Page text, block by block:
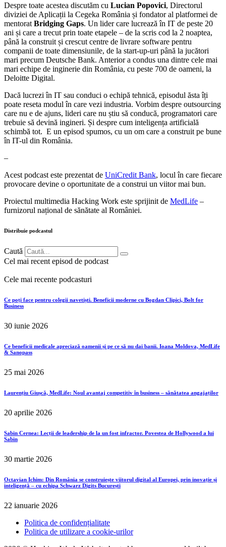
Despre toate acestea discutăm cu Lucian Popovici, Directorul
diviziei de Aplicații la Cegeka România și fondator al platformei de
mentorat Bridging Gaps. Un lider care lucrează în IT de peste 20
ani și care a trecut prin toate etapele – de la scris cod la 2 noaptea,
până la construit și crescut centre de livrare software pentru
companii de toate dimensiunile, de la start-up-uri până la jucători
mari precum Deutsche Bank. Anterior a condus una dintre cele mai
mari echipe de inginerie din România, cu peste 700 de oameni, la
Deloitte Digital.
Dacă lucrezi în IT sau conduci o echipă tehnică, episodul ăsta îți
poate reseta modul în care vezi industria. Vorbim despre outsourcing
care nu e de ajuns, lideri care nu știu să conducă, programatori care
trebuie să devină ingineri. Și despre cum inteligența artificială
schimbă tot. E un episod spumos, cu un om care a construit pe bune
în IT-ul din România.
–
Acest podcast este prezentat de UniCredit Bank, locul în care fiecare
provocare devine o oportunitate de a construi un viitor mai bun.
Proiectul multimedia Hacking Work este sprijinit de MedLife –
furnizorul național de sănătate al României.
Distribuie podcastul
Caută
Cel mai recent episod de podcast
Cele mai recente podcasturi
Ce poți face pentru colegii navetiști. Beneficii moderne cu Bogdan Clipici, Bolt for
Business
30 iunie 2026
Ce beneficii medicale apreciază oamenii și pe ce să nu dai banii. Ioana Moldova, MedLife
& Sanopass
25 mai 2026
Laurențiu Giușcă, MedLife: Noul avantaj competitiv în business – sănătatea angajaților
20 aprilie 2026
Sabin Cernea: Lecții de leadership de la un fost infractor. Povestea de Hollywood a lui
Sabin
30 martie 2026
Octavian Ichim: Din România se construiește viitorul digital al Europei, prin inovație și
inteligență – cu echipa Schwarz Digits București
22 ianuarie 2026
Politica de confidențialitate
Politica de utilizare a cookie-urilor